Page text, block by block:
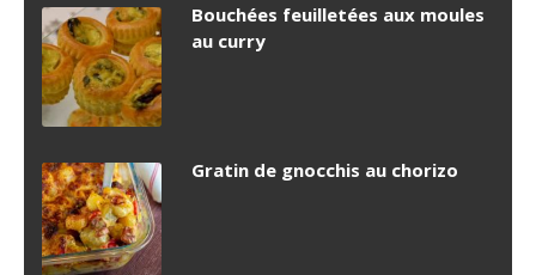
Bouchées feuilletées aux moules
au curry
Gratin de gnocchis au chorizo